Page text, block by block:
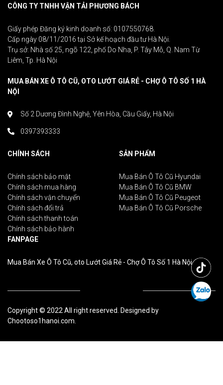
CÔNG TY TNHH VẬN TẢI PHƯƠNG BÁCH
Giấy phép Đăng ký kinh doanh số: 0107550768.
Cấp ngày 08/11/2016 tại Sở kế hoạch đầu tư Hà Nội.
Trụ sở: Nhà số 25, ngõ 122, phố Do Nha, P. Tây Mỗ, Q. Nam Từ
Liêm, Tp. Hà Nội
MUA BÁN XE Ô TÔ CŨ, OTO LƯỚT GIÁ RẺ - CHỢ Ô TÔ SỐ 1 HÀ
NỘI
Số 2 Dương Đình Nghệ, Yên Hòa, Cầu Giấy, Hà Nội
0397393333
CHÍNH SÁCH
Chính sách bảo mật
Chính sách mua hàng
Chính sách vận chuyển
Chính sách đổi trả
Chính sách thanh toán
Chính sách bảo hành
SẢN PHẨM
Mua Bán Ô Tô Cũ Hyundai
Mua Bán Ô Tô Cũ BMW
Mua Bán Ô Tô Cũ Peugeot
Mua Bán Ô Tô Cũ Porsche
FANPAGE
Mua Bán Xe Ô Tô Cũ, oto Lướt Giá Rẻ - Chợ Ô Tô Số 1 Hà Nội
Copyright © 2022 All right reserved. Designed by
Chootoso1hanoi.com.